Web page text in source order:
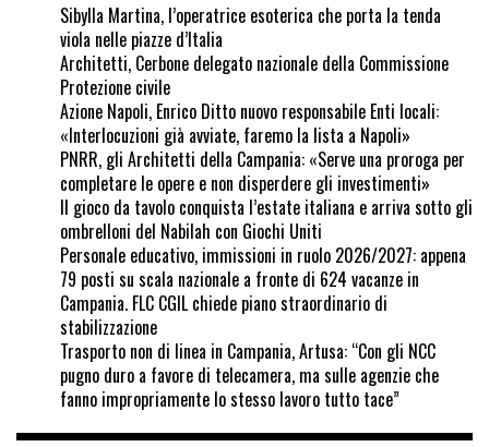
Sibylla Martina, l’operatrice esoterica che porta la tenda
viola nelle piazze d’Italia
Architetti, Cerbone delegato nazionale della Commissione
Protezione civile
Azione Napoli, Enrico Ditto nuovo responsabile Enti locali:
«Interlocuzioni già avviate, faremo la lista a Napoli»
PNRR, gli Architetti della Campania: «Serve una proroga per
completare le opere e non disperdere gli investimenti»
Il gioco da tavolo conquista l’estate italiana e arriva sotto gli
ombrelloni del Nabilah con Giochi Uniti
Personale educativo, immissioni in ruolo 2026/2027: appena
79 posti su scala nazionale a fronte di 624 vacanze in
Campania. FLC CGIL chiede piano straordinario di
stabilizzazione
Trasporto non di linea in Campania, Artusa: “Con gli NCC
pugno duro a favore di telecamera, ma sulle agenzie che
fanno impropriamente lo stesso lavoro tutto tace”